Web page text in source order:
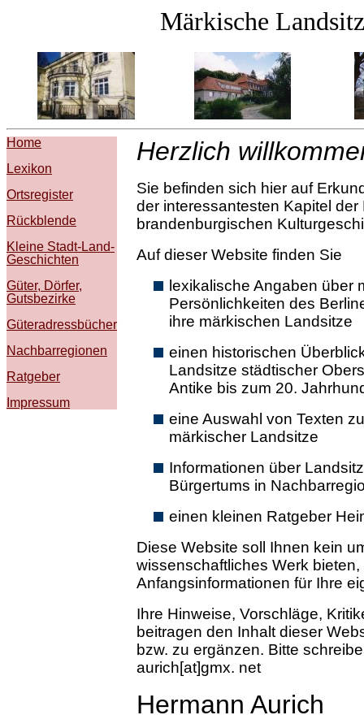
Märkische
Home
Lexikon
Ortsregister
Rückblende
Kleine Stadt-Land-
Geschichten
Güter, Dörfer,
Gutsbezirke
Güteradressbücher
Nachbarregionen
Ratgeber
Impressum
Herzlich
Sie befinden sich hier auf
der interessantesten Kapitel der
brandenburgischen
Auf dieser Website finden Sie
lexikalische Angaben über
Persönlichkeiten des
ihre märkischen Landsitze
einen historischen
Landsitze städtischer
Antike bis zum 20.
eine Auswahl von Texten
märkischer Landsitze
Informationen über
Bürgertums in
einen kleinen Ratgeber
Diese Website soll Ihnen kein
wissenschaftliches Werk
Anfangsinformationen für Ihre
Ihre Hinweise, Vorschläge,
beitragen den Inhalt dieser
bzw. zu ergänzen. Bitte
aurich[at]gmx. net
Hermann Aurich